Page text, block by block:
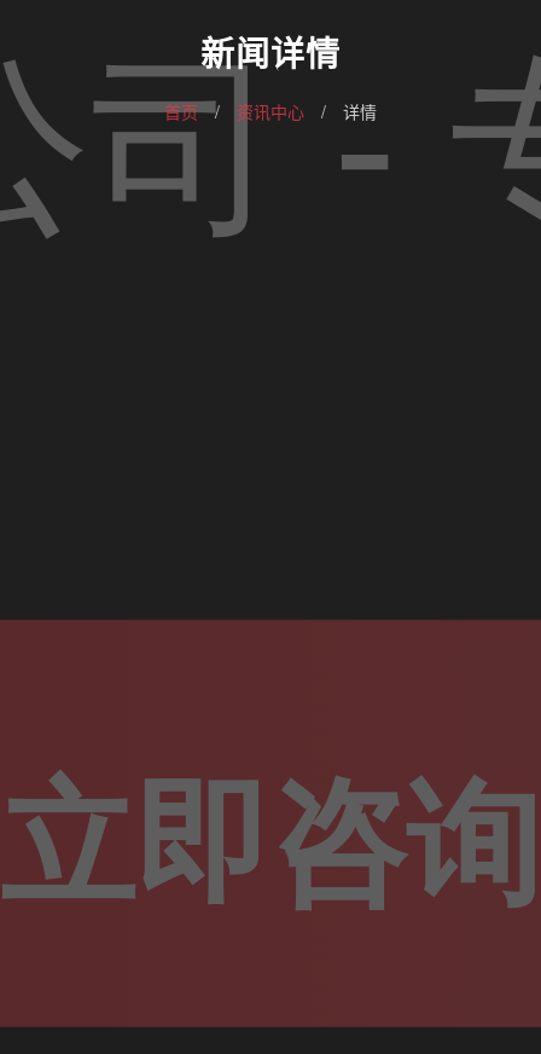
新闻详情
首页 / 资讯中心 / 详情